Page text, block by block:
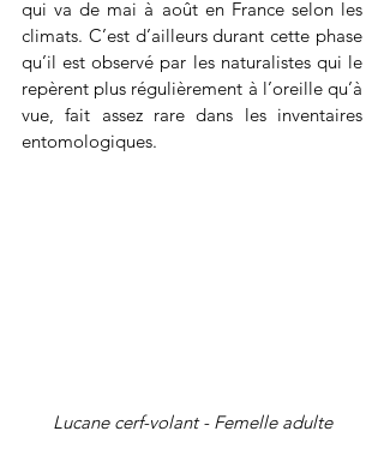
qui va de mai à août en France selon les
climats. C’est d’ailleurs durant cette phase
qu’il est observé par les naturalistes qui le
repèrent plus régulièrement à l’oreille qu’à
vue, fait assez rare dans les inventaires
entomologiques.
Lucane cerf-volant - Femelle adulte